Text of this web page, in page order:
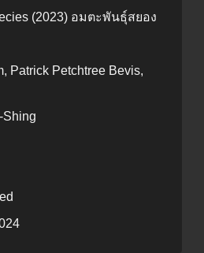
(2023) อมตะพันธุ์สยอง
Patrick Petchtree Bevis,
Shing